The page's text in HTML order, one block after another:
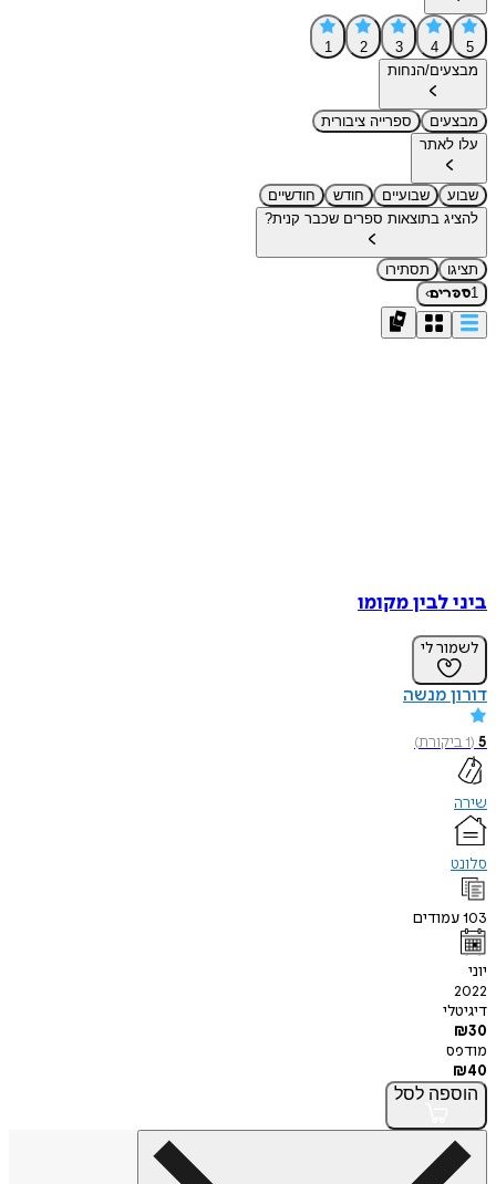
5
4
3
2
1
מבצעים/הנחות
מבצעים
ספרייה ציבורית
עלו לאתר
שבוע שבועיים חודש
חודשיים
להציג בתוצאות ספרים שכבר קנית?
תציגו
תסתירו
1ספרים›
ביני לבין מקומו
לשמור לי
דורון מנשה
5
(
1ביקורת)
שירה
סלונט
103עמודים
יוני
2022
דיגיטלי
₪30
מודפס
₪40
הוספה לסל